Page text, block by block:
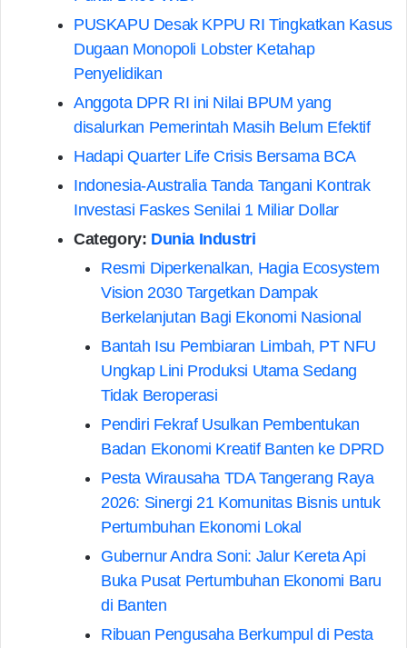
PUSKAPU Desak KPPU RI Tingkatkan Kasus
Dugaan Monopoli Lobster Ketahap
Penyelidikan
Anggota DPR RI ini Nilai BPUM yang
disalurkan Pemerintah Masih Belum Efektif
Hadapi Quarter Life Crisis Bersama BCA
Indonesia-Australia Tanda Tangani Kontrak
Investasi Faskes Senilai 1 Miliar Dollar
Category: Dunia Industri
Resmi Diperkenalkan, Hagia Ecosystem
Vision 2030 Targetkan Dampak
Berkelanjutan Bagi Ekonomi Nasional
Bantah Isu Pembiaran Limbah, PT NFU
Ungkap Lini Produksi Utama Sedang
Tidak Beroperasi
Pendiri Fekraf Usulkan Pembentukan
Badan Ekonomi Kreatif Banten ke DPRD
Pesta Wirausaha TDA Tangerang Raya
2026: Sinergi 21 Komunitas Bisnis untuk
Pertumbuhan Ekonomi Lokal
Gubernur Andra Soni: Jalur Kereta Api
Buka Pusat Pertumbuhan Ekonomi Baru
di Banten
Ribuan Pengusaha Berkumpul di Pesta